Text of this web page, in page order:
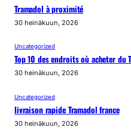
Tramadol à proximité
30 heinäkuun, 2026
Uncategorized
Top 10 des endroits où acheter du
30 heinäkuun, 2026
Uncategorized
livraison rapide Tramadol france
30 heinäkuun, 2026